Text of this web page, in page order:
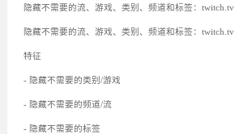
隐藏不需要的流、游戏、类别、频道和标签：twitch.tv
隐藏不需要的流、游戏、类别、频道和标签：twitch.tv
特征
- 隐藏不需要的类别/游戏
- 隐藏不需要的频道/流
- 隐藏不需要的标签